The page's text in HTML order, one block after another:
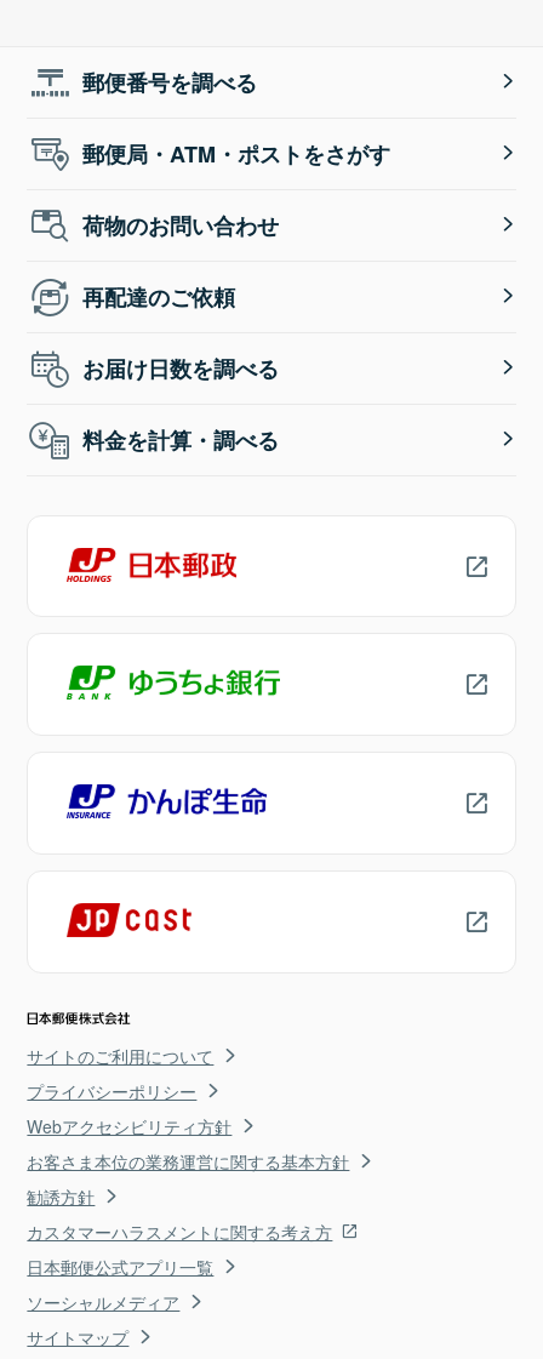
郵便番号を調べる
郵便局・ATM・ポストをさがす
荷物のお問い合わせ
再配達のご依頼
お届け日数を調べる
料金を計算・調べる
サイトのご利用について
プライバシーポリシー
Webアクセシビリティ方針
お客さま本位の業務運営に関する基本方針
勧誘方針
カスタマーハラスメントに関する考え方
日本郵便公式アプリ一覧
ソーシャルメディア
サイトマップ